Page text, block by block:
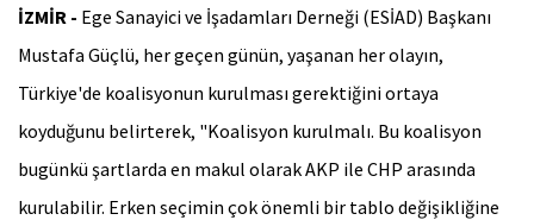
İZMİR - Ege Sanayici ve İşadamları Derneği (ESİAD) Başkanı
Mustafa Güçlü, her geçen günün, yaşanan her olayın,
Türkiye'de koalisyonun kurulması gerektiğini ortaya
koyduğunu belirterek, "Koalisyon kurulmalı. Bu koalisyon
bugünkü şartlarda en makul olarak AKP ile CHP arasında
kurulabilir. Erken seçimin çok önemli bir tablo değişikliğine